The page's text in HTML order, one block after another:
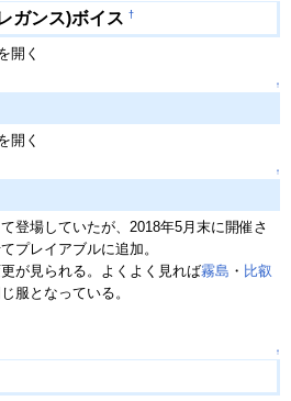
ガンス)ボイス †
開く
↑
開く
↑
登場していたが、2018年5月末に開催さ
プレイアブルに追加。
が見られる。よくよく見れば霧島 ・ 比叡
服となっている。
↑